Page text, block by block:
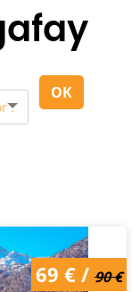
:
OK
69 € / 90 €